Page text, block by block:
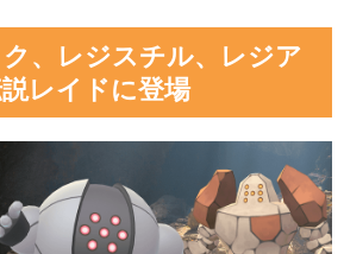
、レジスチル、レジア
レイドに登場